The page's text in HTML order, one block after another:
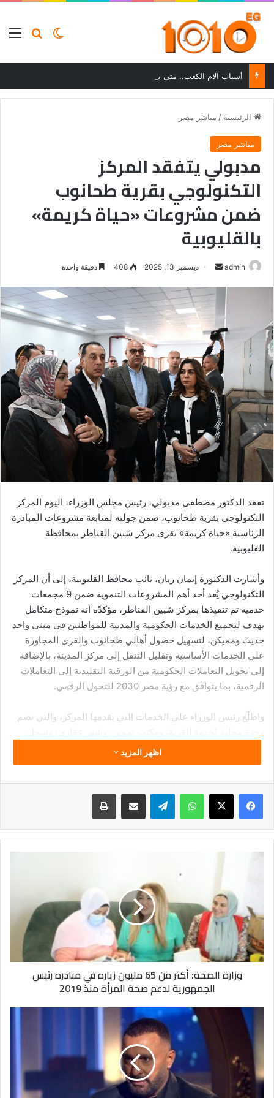
بحثالوضع
أسباب آلام الكعب.. متى يستدعي الألم زيارة الطبيب؟
الرئيسية / مباشر مصر
مباشر مصر
مدبولي يتفقد المركز
التكنولوجي بقرية طحانوب
ضمن مشروعات «حياة كريمة»
بالقليوبية
admin
أرسل
إلكترونيا
ديسمبر 13, 2025 408 دقيقة واحدة
تفقد الدكتور مصطفى مدبولي، رئيس مجلس الوزراء، اليوم المركز
التكنولوجي بقرية طحانوب، ضمن جولته لمتابعة مشروعات المبادرة
الرئاسية «حياة كريمة» بقرى مركز شبين القناطر بمحافظة
القليوبية.
وأشارت الدكتورة إيمان ريان، نائب محافظ القليوبية، إلى أن المركز
التكنولوجي يُعد أحد أهم المشروعات التنموية ضمن 9 مجمعات
خدمية تم تنفيذها بمركز شبين القناطر، مؤكدًة أنه نموذج متكامل
يهدف لتجميع الخدمات الحكومية والمدنية للمواطنين في مبنى واحد
حديث ومميكن، لتسهيل حصول أهالي طحانوب والقرى المجاورة
على الخدمات الأساسية وتقليل التنقل إلى مركز المدينة، بالإضافة
إلى تحويل التعاملات الحكومية من الورقية التقليدية إلى التعاملات
الرقمية، بما يتوافق مع رؤية مصر 2030 للتحول الرقمي.
واطلّع رئيس الوزراء على الخدمات التي يقدمها المركز، والتي تضم
مدني، ومكتب بريد حديث، ومكتب شؤون اجتماعية، بتكلفة إجمالية
بلغت نحو 9 ملايين جنيه. وأكدت نائب المحافظ أن المشروع تم
اظهر المزيد
فيسبوك ‫X واتساب تيلقرام مشاركة عبر البريد طباعة
مليون
زيارة
في
مبادرة
المرأة
2019
وزارة الصحة: أكثر من 65 مليون زيارة في مبادرة رئيس
الجمهورية لدعم صحة المرأة منذ 2019
السقا
يساند
محمد
ويطالب
ليفربول